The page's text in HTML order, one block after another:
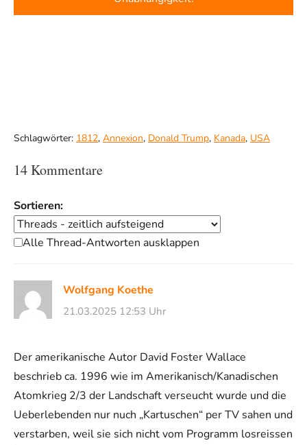
Schlagwörter: 1812, Annexion, Donald Trump, Kanada, USA
14 Kommentare
Sortieren:
Alle Thread-Antworten ausklappen
Wolfgang Koethe
21.03.2025 12:53 Uhr
Der amerikanische Autor David Foster Wallace
beschrieb ca. 1996 wie im Amerikanisch/Kanadischen
Atomkrieg 2/3 der Landschaft verseucht wurde und die
Ueberlebenden nur nuch „Kartuschen“ per TV sahen und
verstarben, weil sie sich nicht vom Programm losreissen